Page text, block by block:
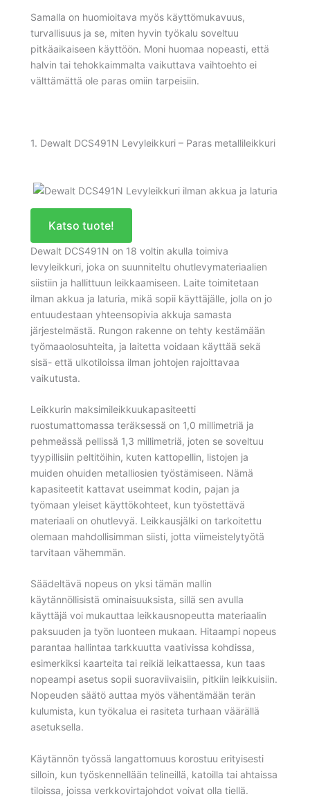
Samalla on huomioitava myös käyttömukavuus,
turvallisuus ja se, miten hyvin työkalu soveltuu
pitkäaikaiseen käyttöön. Moni huomaa nopeasti, että
halvin tai tehokkaimmalta vaikuttava vaihtoehto ei
välttämättä ole paras omiin tarpeisiin.
1. Dewalt DCS491N Levyleikkuri – Paras metallileikkuri
Katso tuote!
Dewalt DCS491N on 18 voltin akulla toimiva
levyleikkuri, joka on suunniteltu ohutlevymateriaalien
siistiin ja hallittuun leikkaamiseen. Laite toimitetaan
ilman akkua ja laturia, mikä sopii käyttäjälle, jolla on jo
entuudestaan yhteensopivia akkuja samasta
järjestelmästä. Rungon rakenne on tehty kestämään
työmaaolosuhteita, ja laitetta voidaan käyttää sekä
sisä- että ulkotiloissa ilman johtojen rajoittavaa
vaikutusta.
Leikkurin maksimileikkuukapasiteetti
ruostumattomassa teräksessä on 1,0 millimetriä ja
pehmeässä pellissä 1,3 millimetriä, joten se soveltuu
tyypillisiin peltitöihin, kuten kattopellin, listojen ja
muiden ohuiden metalliosien työstämiseen. Nämä
kapasiteetit kattavat useimmat kodin, pajan ja
työmaan yleiset käyttökohteet, kun työstettävä
materiaali on ohutlevyä. Leikkausjälki on tarkoitettu
olemaan mahdollisimman siisti, jotta viimeistelytyötä
tarvitaan vähemmän.
Säädeltävä nopeus on yksi tämän mallin
käytännöllisistä ominaisuuksista, sillä sen avulla
käyttäjä voi mukauttaa leikkausnopeutta materiaalin
paksuuden ja työn luonteen mukaan. Hitaampi nopeus
parantaa hallintaa tarkkuutta vaativissa kohdissa,
esimerkiksi kaarteita tai reikiä leikattaessa, kun taas
nopeampi asetus sopii suoraviivaisiin, pitkiin leikkuisiin.
Nopeuden säätö auttaa myös vähentämään terän
kulumista, kun työkalua ei rasiteta turhaan väärällä
asetuksella.
Käytännön työssä langattomuus korostuu erityisesti
silloin, kun työskennellään telineillä, katoilla tai ahtaissa
tiloissa, joissa verkkovirtajohdot voivat olla tiellä.